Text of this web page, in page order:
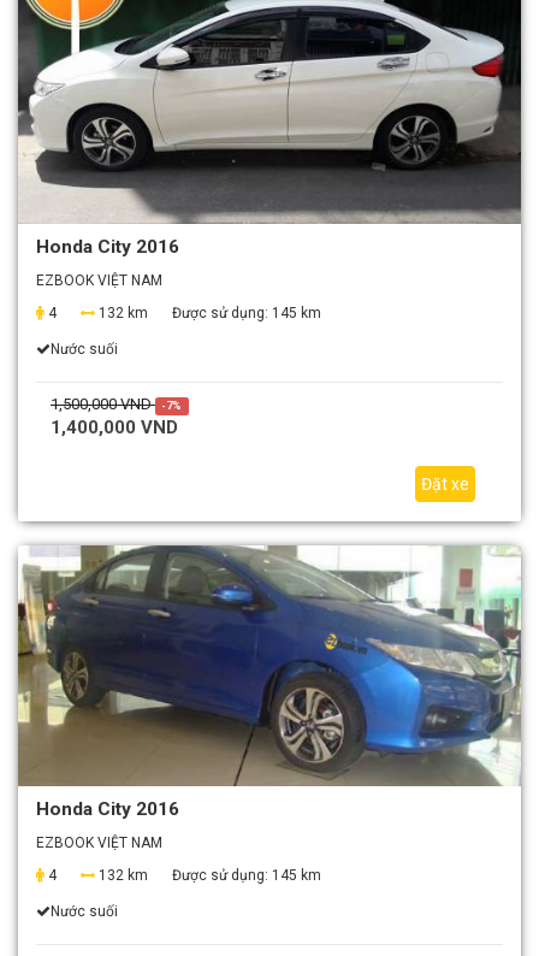
Honda City 2016
EZBOOK VIỆT NAM
4
132 km Được sử dụng: 145 km
Nước suối
1,500,000 VND -7%
1,400,000 VND
Đặt xe
Honda City 2016
EZBOOK VIỆT NAM
4
132 km Được sử dụng: 145 km
Nước suối